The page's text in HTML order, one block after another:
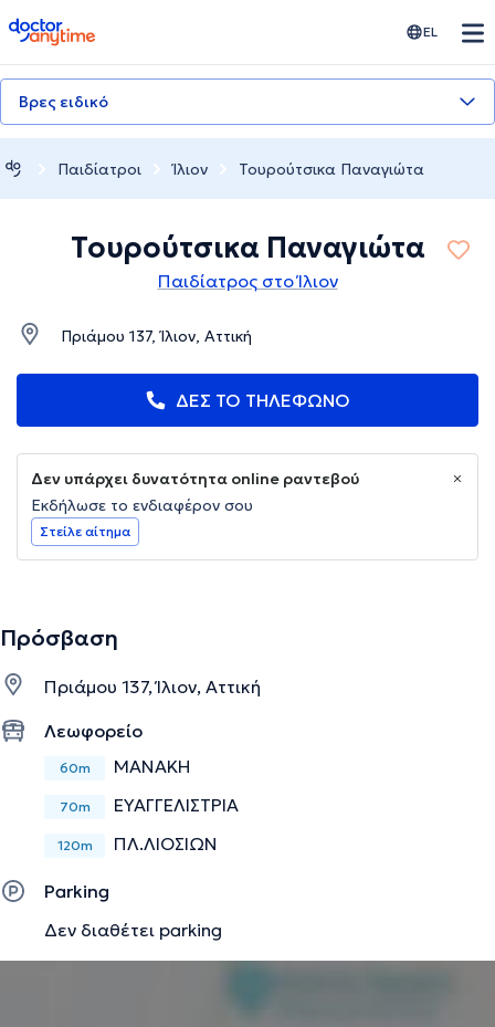
doctoranytime EL
Βρες ειδικό
Παιδίατροι Ίλιον Τουρούτσικα Παναγιώτα
Τουρούτσικα Παναγιώτα
Παιδίατρος στο Ίλιον
Πριάμου 137, Ίλιον, Αττική
ΔΕΣ ΤΟ ΤΗΛΕΦΩΝΟ
Δεν υπάρχει δυνατότητα online ραντεβού
Εκδήλωσε το ενδιαφέρον σου
Στείλε αίτημα
Πρόσβαση
Πριάμου 137, Ίλιον, Αττική
Λεωφορείο
60m ΜΑΝΑΚΗ
70m ΕΥΑΓΓΕΛΙΣΤΡΙΑ
120m ΠΛ.ΛΙΟΣΙΩΝ
Parking
Δεν διαθέτει parking